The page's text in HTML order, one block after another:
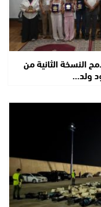
النسخة الثانية من
ولد…